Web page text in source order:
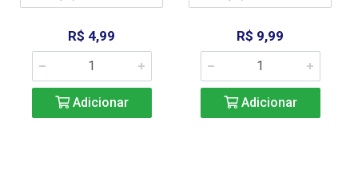
R$ 4,99
Adicionar
R$ 9,99
Adicionar